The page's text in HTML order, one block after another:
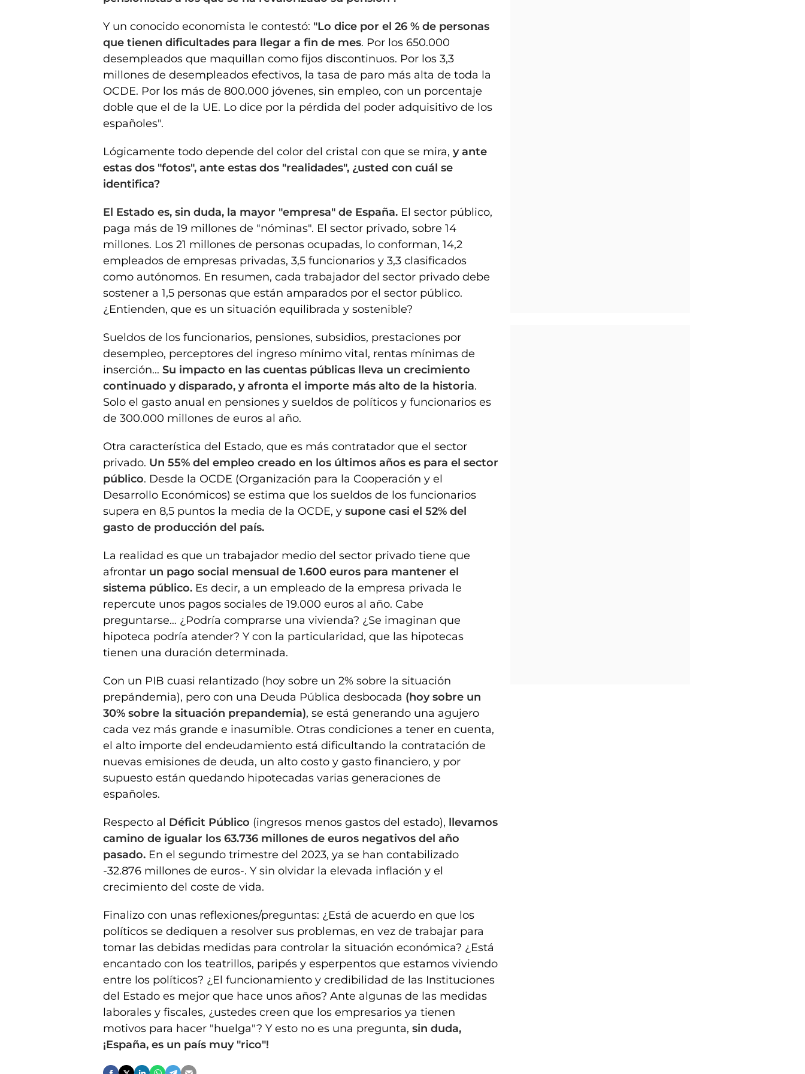
Y un conocido economista le contestó: "Lo dice por el 26 % de personas
que tienen dificultades para llegar a fin de mes. Por los 650.000
desempleados que maquillan como fijos discontinuos. Por los 3,3
millones de desempleados efectivos, la tasa de paro más alta de toda la
OCDE. Por los más de 800.000 jóvenes, sin empleo, con un porcentaje
doble que el de la UE. Lo dice por la pérdida del poder adquisitivo de los
españoles".
Lógicamente todo depende del color del cristal con que se mira, y ante
estas dos "fotos", ante estas dos "realidades", ¿usted con cuál se
identifica?
El Estado es, sin duda, la mayor "empresa" de España. El sector público,
paga más de 19 millones de "nóminas". El sector privado, sobre 14
millones. Los 21 millones de personas ocupadas, lo conforman, 14,2
empleados de empresas privadas, 3,5 funcionarios y 3,3 clasificados
como autónomos. En resumen, cada trabajador del sector privado debe
sostener a 1,5 personas que están amparados por el sector público.
¿Entienden, que es un situación equilibrada y sostenible?
Sueldos de los funcionarios, pensiones, subsidios, prestaciones por
desempleo, perceptores del ingreso mínimo vital, rentas mínimas de
inserción... Su impacto en las cuentas públicas lleva un crecimiento
continuado y disparado, y afronta el importe más alto de la historia.
Solo el gasto anual en pensiones y sueldos de políticos y funcionarios es
de 300.000 millones de euros al año.
Otra característica del Estado, que es más contratador que el sector
privado. Un 55% del empleo creado en los últimos años es para el sector
público. Desde la OCDE (Organización para la Cooperación y el
Desarrollo Económicos) se estima que los sueldos de los funcionarios
supera en 8,5 puntos la media de la OCDE, y supone casi el 52% del
gasto de producción del país.
La realidad es que un trabajador medio del sector privado tiene que
afrontar un pago social mensual de 1.600 euros para mantener el
sistema público. Es decir, a un empleado de la empresa privada le
repercute unos pagos sociales de 19.000 euros al año. Cabe
preguntarse… ¿Podría comprarse una vivienda? ¿Se imaginan que
hipoteca podría atender? Y con la particularidad, que las hipotecas
tienen una duración determinada.
Con un PIB cuasi relantizado (hoy sobre un 2% sobre la situación
prepándemia), pero con una Deuda Pública desbocada (hoy sobre un
30% sobre la situación prepandemia), se está generando una agujero
cada vez más grande e inasumible. Otras condiciones a tener en cuenta,
el alto importe del endeudamiento está dificultando la contratación de
nuevas emisiones de deuda, un alto costo y gasto financiero, y por
supuesto están quedando hipotecadas varias generaciones de
españoles.
Respecto al Déficit Público (ingresos menos gastos del estado), llevamos
camino de igualar los 63.736 millones de euros negativos del año
pasado. En el segundo trimestre del 2023, ya se han contabilizado
-32.876 millones de euros-. Y sin olvidar la elevada inflación y el
crecimiento del coste de vida.
Finalizo con unas reflexiones/preguntas: ¿Está de acuerdo en que los
políticos se dediquen a resolver sus problemas, en vez de trabajar para
tomar las debidas medidas para controlar la situación económica? ¿Está
encantado con los teatrillos, paripés y esperpentos que estamos viviendo
entre los políticos? ¿El funcionamiento y credibilidad de las Instituciones
del Estado es mejor que hace unos años? Ante algunas de las medidas
laborales y fiscales, ¿ustedes creen que los empresarios ya tienen
motivos para hacer "huelga"? Y esto no es una pregunta, sin duda,
¡España, es un país muy "rico"!